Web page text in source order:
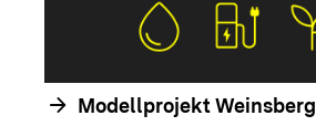
arrow_forward Modellprojekt Weinsberg